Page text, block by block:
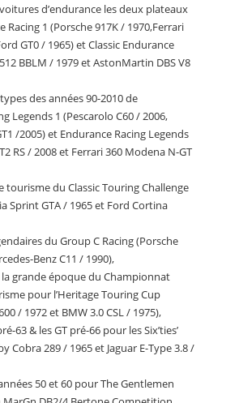
d’endurance les deux plateaux
Racing 1 (Porsche 917K / 1970,Ferrari
GT0 / 1965) et Classic Endurance
BBLM / 1979 et AstonMartin DBS V8
des années 90-2010 de
Legends 1 (Pescarolo C60 / 2006,
/2005) et Endurance Racing Legends
RS / 2008 et Ferrari 360 Modena N-GT
tourisme du Classic Touring Challenge
Sprint GTA / 1965 et Ford Cortina
du Group C Racing (Porsche
Benz C11 / 1990),
la grande époque du Championnat
pour l’Heritage Touring Cup
/ 1972 et BMW 3.0 CSL / 1975),
63 & les GT pré-66 pour les Six’ties’
Cobra 289 / 1965 et Jaguar E-Type 3.8 /
50 et 60 pour The Gentlemen